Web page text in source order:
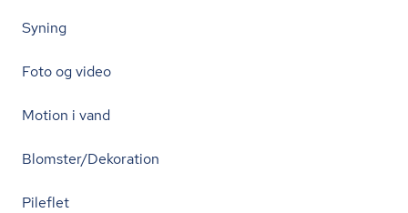
Syning
Foto og video
Motion i vand
Blomster/Dekoration
Pileflet